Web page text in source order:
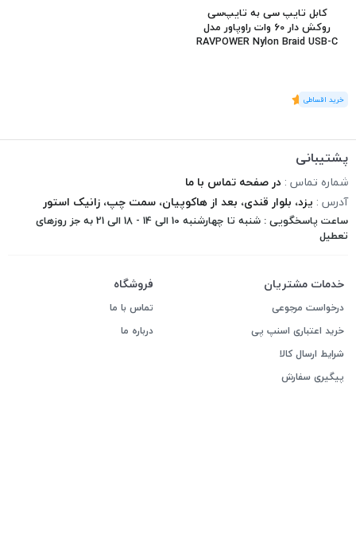
کابل تایپ سی به تایپ‌سی
روکش دار 60 وات راوپاور مدل
RAVPOWER Nylon Braid USB-C
(1رای)
5
پشتیبانی
شماره تماس : در صفحه تماس با ما
آدرس : یزد، بلوار قندی، بعد از هاکوپیان، سمت چپ، زانیک استور
ساعت پاسخگویی : شنبه تا چهارشنبه 10 الی 14 - 18 الی 21 به جز روزهای
تعطیل
خدمات مشتریان
درخواست مرجوعی
خرید اعتباری اسنپ پی
شرایط ارسال کالا
پیگیری سفارش
فروشگاه
تماس با ما
درباره ما